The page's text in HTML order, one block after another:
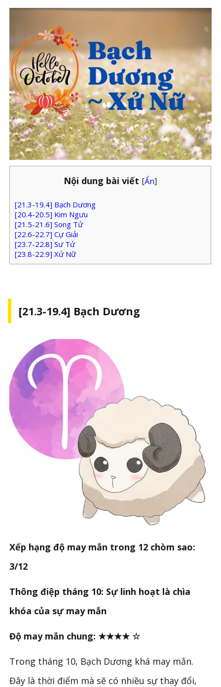
Nội dung bài viết [Ẩn]
[21.3-19.4] Bạch Dương
[20.4-20.5] Kim Ngưu
[21.5-21.6] Song Tử
[22.6-22.7] Cự Giải
[23.7-22.8] Sư Tử
[23.8-22.9] Xử Nữ
[21.3-19.4] Bạch Dương
Xếp hạng độ may mắn trong 12 chòm sao:
3/12
Thông điệp tháng 10: Sự linh hoạt là chìa
khóa của sự may mắn
Độ may mắn chung: ★★★★ ☆
Trong tháng 10, Bạch Dương khá may mắn.
Đây là thời điểm mà sẽ có nhiều sự thay đổi,